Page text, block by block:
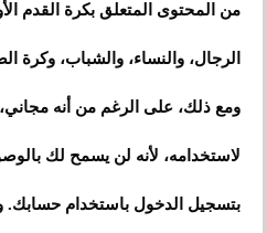
من المحتوى المتعلق بكرة القدم
الرجال، والنساء، والشباب، وكرة
ومع ذلك، على الرغم من أنه
لاستخدامه، لأنه لن يسمح لك
بتسجيل الدخول باستخدام حسابك.